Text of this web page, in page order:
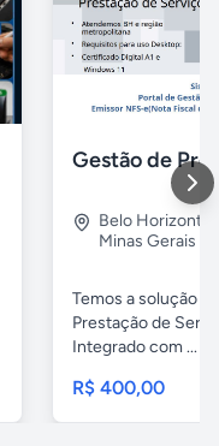
Belo Horizonte
Minas Gerais
Temos a solução
Prestação de
Integrado com ...
R$ 400,00